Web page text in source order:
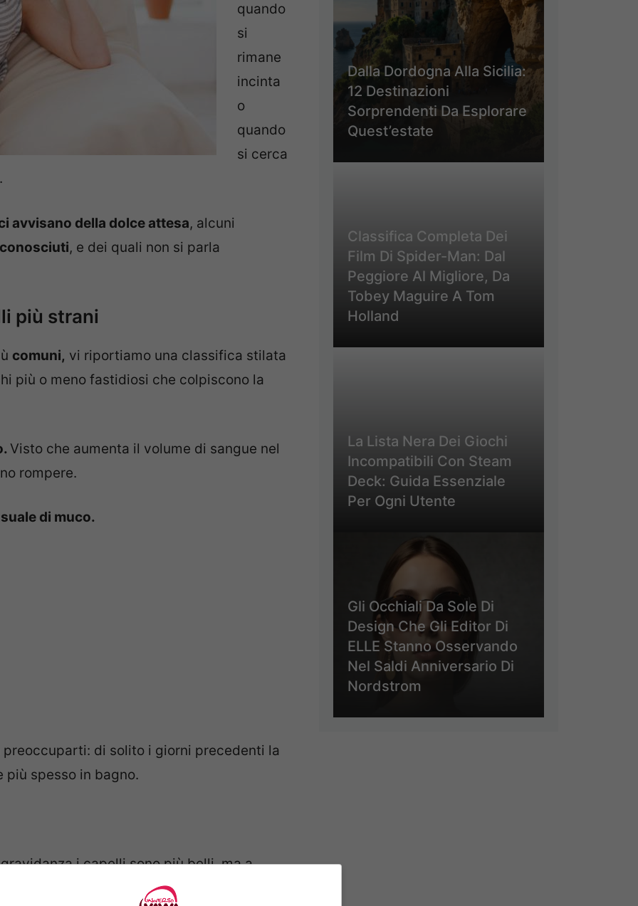
quando
si
rimane
incinta
o
quando
si cerca
.
avvisano della dolce attesa, alcuni
, e dei quali non si parla
più strani
comuni, vi riportiamo una classifica stilata
più o meno fastidiosi che colpiscono la
Visto che aumenta il volume di sangue nel
rompere.
di muco.
preoccuparti: di solito i giorni precedenti la
più spesso in bagno.
i capelli sono più belli, ma a
Dalla Dordogna Alla Sicilia:
12 Destinazioni
Sorprendenti Da Esplorare
Quest’estate
Classifica Completa Dei
Film Di Spider-Man: Dal
Peggiore Al Migliore, Da
Tobey Maguire A Tom
Holland
La Lista Nera Dei Giochi
Incompatibili Con Steam
Deck: Guida Essenziale
Per Ogni Utente
Gli Occhiali Da Sole Di
Design Che Gli Editor Di
ELLE Stanno Osservando
Nel Saldi Anniversario Di
Nordstrom